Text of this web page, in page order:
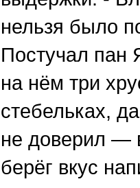
нельзя было
Постучал пан
на нём три
стебельках,
не доверил —
берёг вкус